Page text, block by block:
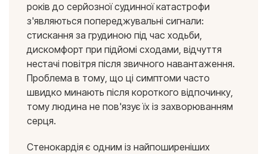
років до серйозної судинної катастрофи
з'являються попереджувальні сигнали:
стискання за грудиною під час ходьби,
дискомфорт при підйомі сходами, відчуття
нестачі повітря після звичного навантаження.
Проблема в тому, що ці симптоми часто
швидко минають після короткого відпочинку,
тому людина не пов'язує їх із захворюванням
серця.
Стенокардія є одним із найпоширеніших